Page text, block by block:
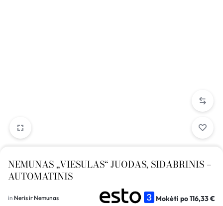
NEMUNAS „VIESULAS“ JUODAS, SIDABRINIS –
AUTOMATINIS
in Neris ir Nemunas Mokėti po116,33€